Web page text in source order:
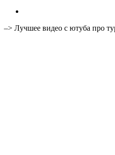
–> Лучшее видео с ютуба про